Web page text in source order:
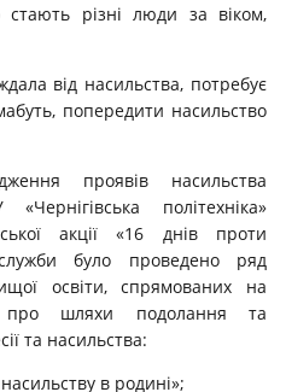
стають різні люди за віком,
від насильства, потребує
попередити насильство
проявів насильства
політехніка»
акції «16 днів проти
було проведено ряд
освіти, спрямованих на
про шляхи подолання та
та насильства:
в родині»;